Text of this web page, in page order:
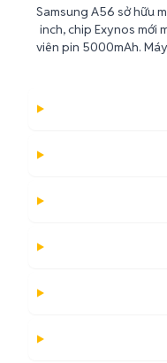
Samsung A56 sở hữu
inch, chip Exynos mới
viên pin 5000mAh.